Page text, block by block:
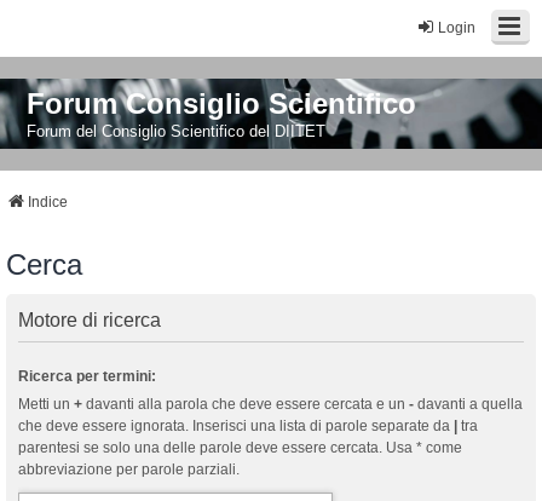
Login
Forum Consiglio Scientifico
Forum del Consiglio Scientifico del DIITET
Indice
Cerca
Motore di ricerca
Ricerca per termini:
Metti un + davanti alla parola che deve essere cercata e un - davanti a quella
che deve essere ignorata. Inserisci una lista di parole separate da
tra
parentesi se solo una delle parole deve essere cercata. Usa * come
abbreviazione per parole parziali.